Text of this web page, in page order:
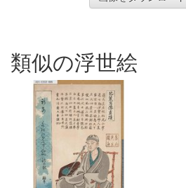
類似の浮世絵